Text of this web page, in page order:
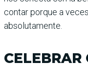
contar porque a
absolutamente.
CELEBRAR